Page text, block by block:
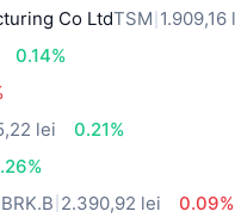
Co LtdTSM 1.909,16
0.14%
lei
0.21%
BRK.B 2.390,92 lei
0.09%